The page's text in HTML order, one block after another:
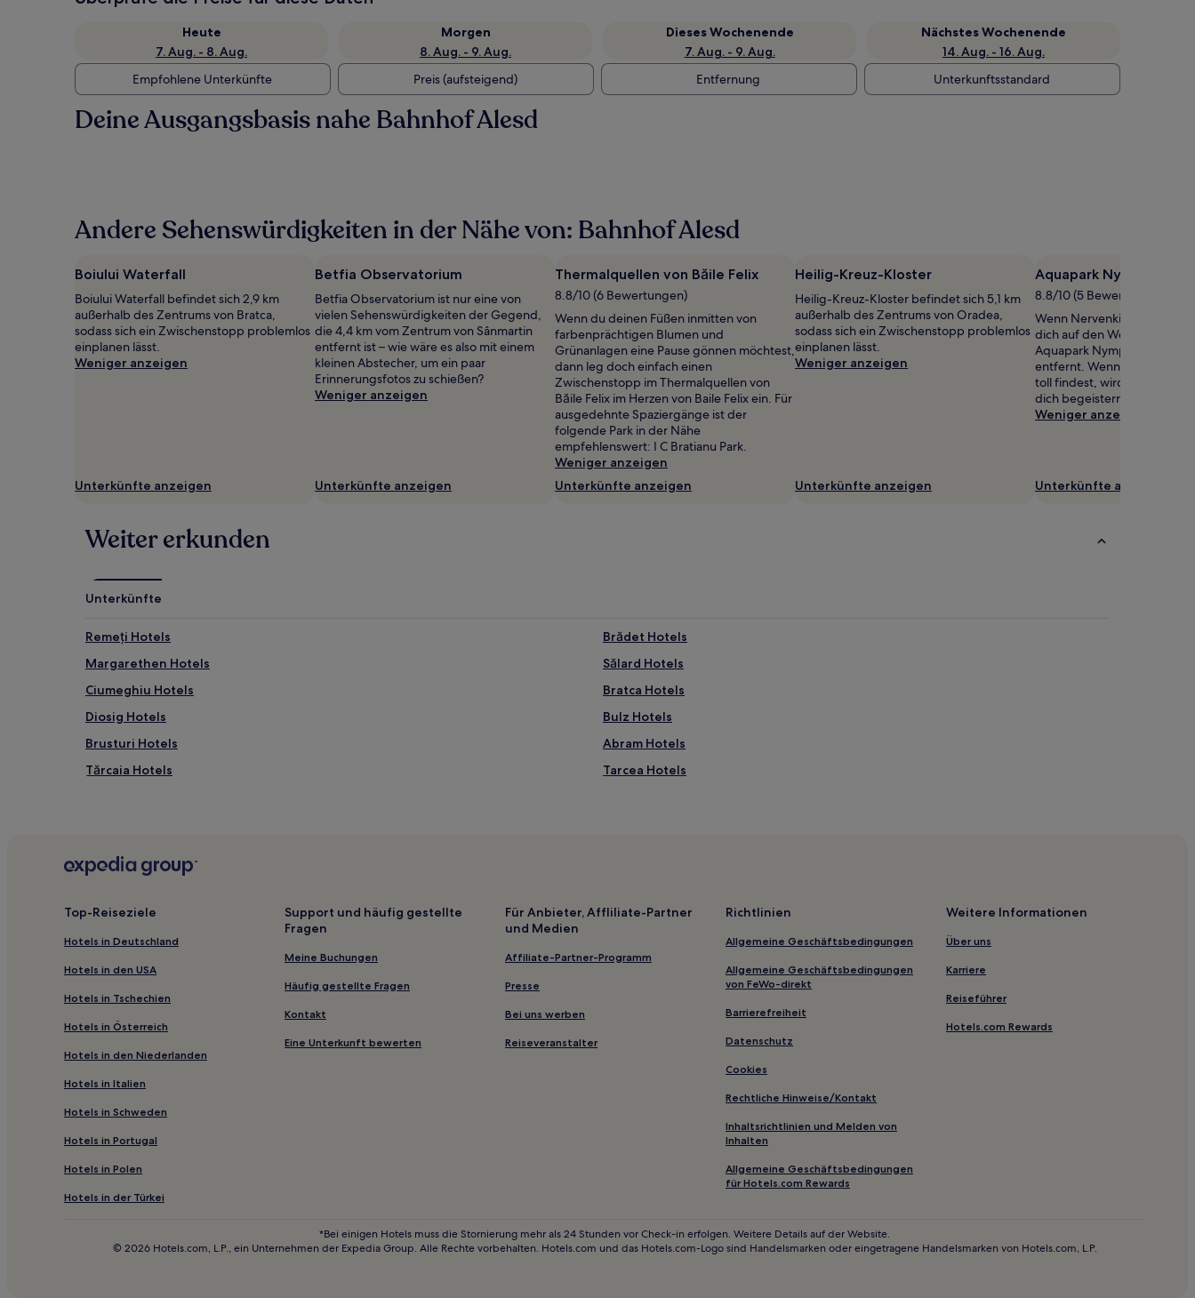
Heute
7. Aug. - 8. Aug.
Morgen
8. Aug. - 9. Aug.
Dieses Wochenende
7. Aug. - 9. Aug.
Nächstes Wochenende
14. Aug. - 16. Aug.
Empfohlene Unterkünfte
Preis (aufsteigend) Entfernung Unterkunftsstandard
Deine Ausgangsbasis nahe Bahnhof Alesd
Andere Sehenswürdigkeiten in der Nähe von: Bahnhof Alesd
Boiului Waterfall
Boiului Waterfall befindet sich 2,9 km
außerhalb des Zentrums von Bratca,
sodass sich ein Zwischenstopp problemlos
einplanen lässt.
Weniger anzeigen
Unterkünfte anzeigen
Betfia Observatorium
Betfia Observatorium ist nur eine von
vielen Sehenswürdigkeiten der Gegend,
die 4,4 km vom Zentrum von Sânmartin
entfernt ist – wie wäre es also mit einem
kleinen Abstecher, um ein paar
Erinnerungsfotos zu schießen?
Weniger anzeigen
Unterkünfte anzeigen
Thermalquellen von Băile Felix
8.8/10 (6 Bewertungen)
Wenn du deinen Füßen inmitten von
farbenprächtigen Blumen und
Grünanlagen eine Pause gönnen möchtest,
dann leg doch einfach einen
Zwischenstopp im Thermalquellen von
Băile Felix im Herzen von Baile Felix ein. Für
ausgedehnte Spaziergänge ist der
folgende Park in der Nähe
empfehlenswert: I C Bratianu Park.
Weniger anzeigen
Unterkünfte anzeigen
Heilig-Kreuz-Kloster
Heilig-Kreuz-Kloster befindet sich 5,1 km
außerhalb des Zentrums von Oradea,
sodass sich ein Zwischenstopp problemlos
einplanen lässt.
Weniger anzeigen
Unterkünfte anzeigen
Aquapark Nymphaea
8.8/10 (5 Bewertungen)
Wenn Nervenkitzel dein
dich auf den Weg zu
Aquapark Nymphaea, 4,2
entfernt. Wenn du
toll findest, wird Zoo
dich begeistern.
Weniger anzeigen
Unterkünfte anzeigen
Weiter erkunden
Unterkünfte
Remeți Hotels
Brădet Hotels
Margarethen Hotels
Sălard Hotels
Ciumeghiu Hotels
Bratca Hotels
Diosig Hotels
Bulz Hotels
Brusturi Hotels
Abram Hotels
Tărcaia Hotels
Tarcea Hotels
Hotels nahe Meziad-Höhle
Top-Reiseziele
Hotels in Deutschland
Hotels in den USA
Hotels in Tschechien
Hotels in Österreich
Hotels in den Niederlanden
Hotels in Italien
Hotels in Schweden
Hotels in Portugal
Hotels in Polen
Hotels in der Türkei
Support und häufig gestellte
Fragen
Meine Buchungen
Häufig gestellte Fragen
Kontakt
Eine Unterkunft bewerten
Für Anbieter, Affliliate-Partner
und Medien
Affiliate-Partner-Programm
Presse
Bei uns werben
Reiseveranstalter
Richtlinien
Allgemeine Geschäftsbedingungen
Allgemeine Geschäftsbedingungen
von FeWo-direkt
Barrierefreiheit
Datenschutz
Cookies
Rechtliche Hinweise/Kontakt
Inhaltsrichtlinien und Melden von
Inhalten
Allgemeine Geschäftsbedingungen
für Hotels.com Rewards
Weitere Informationen
Über uns
Karriere
Reiseführer
Hotels.com Rewards
*Bei einigen Hotels muss die Stornierung mehr als 24 Stunden vor Check-in erfolgen. Weitere Details auf der Website.
© 2026 Hotels.com, L.P., ein Unternehmen der Expedia Group. Alle Rechte vorbehalten. Hotels.com und das Hotels.com-Logo sind Handelsmarken oder eingetragene Handelsmarken von Hotels.com, L.P.